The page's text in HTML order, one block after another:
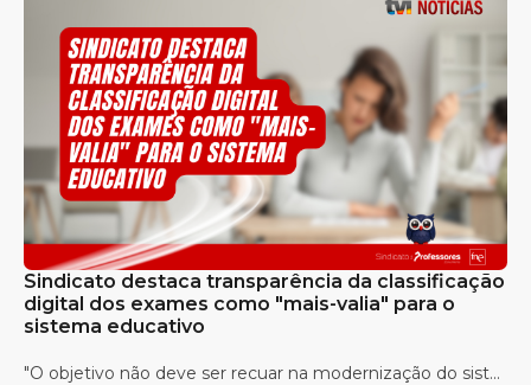
Sindicato destaca transparência da classificação
digital dos exames como "mais-valia" para o
sistema educativo
"O objetivo não deve ser recuar na modernização do sist...